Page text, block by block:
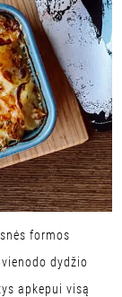
formos
dydžio
apkepui visą